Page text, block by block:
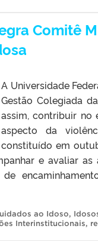
Comitê
A Universidade
Gestão Colegiada
assim, contribuir no
aspecto da
constituído em
e avaliar
ao Idoso,
Interinstitucionais,